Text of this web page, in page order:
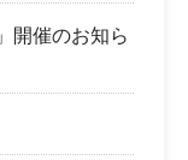
開催のお知ら